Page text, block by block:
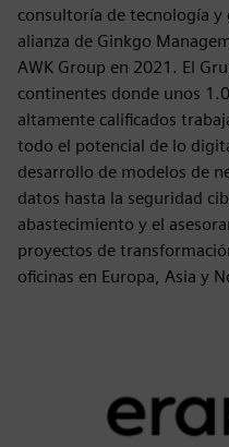
consultoría de tecnología
alianza de Ginkgo
AWK Group en 2021. El
continentes donde unos
altamente calificados
todo el potencial de lo
desarrollo de modelos de
datos hasta la seguridad
abastecimiento y el
proyectos de
oficinas en Europa, Asia y